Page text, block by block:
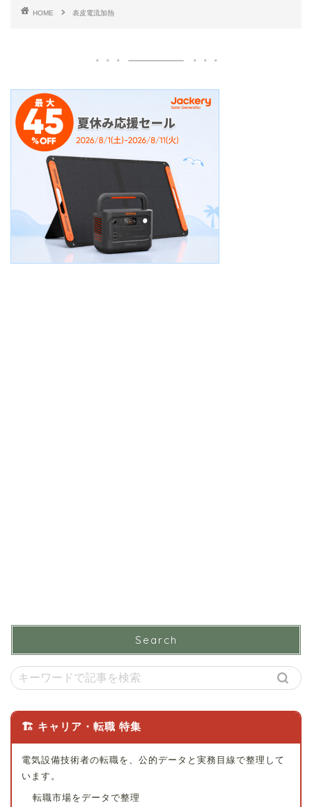
HOME 表皮電流加熱
Search
🏗 キャリア・転職 特集
電気設備技術者の転職を、公的データと実務目線で整理して
います。
転職市場をデータで整理